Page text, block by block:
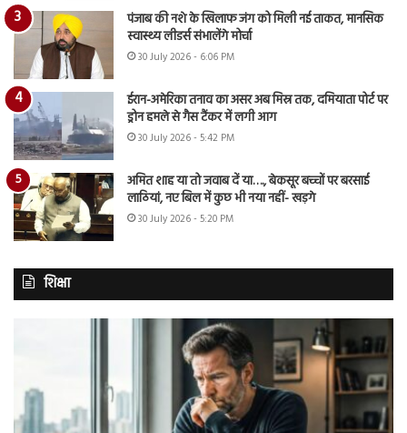
पंजाब की नशे के खिलाफ जंग को मिली नई ताकत, मानसिक
स्वास्थ्य लीडर्स संभालेंगे मोर्चा
30 July 2026 - 6:06 PM
ईरान-अमेरिका तनाव का असर अब मिस्र तक, दमियाता पोर्ट पर
ड्रोन हमले से गैस टैंकर में लगी आग
30 July 2026 - 5:42 PM
अमित शाह या तो जवाब दें या…., बेकसूर बच्चों पर बरसाई
लाठियां, नए बिल में कुछ भी नया नहीं- खड़गे
30 July 2026 - 5:20 PM
शिक्षा